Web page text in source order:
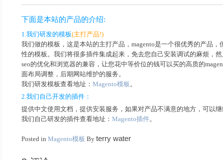
下面是本站的产品的介绍:
1.我们研发的模板(主打产品!)
我们做的模板，这是本站的主打产品，magento是一个很优秀的产品，
性的模板。我们将很多插件集成起来，免去您自己安装调试的麻烦，
seo的优化和浏览器的兼容，让您花中等价位的钱可以买的高质的
面布局调整，后期网站维护的服务。
我们研发模板查看地址：Magento模板 。
2.我们自己开发的插件：
提供中文使用文档，提供安装服务，如果对产品不满意的地方，可以
我们自己研发的插件查看地址：Magento插件。
Posted inMagento模板 Byterry water